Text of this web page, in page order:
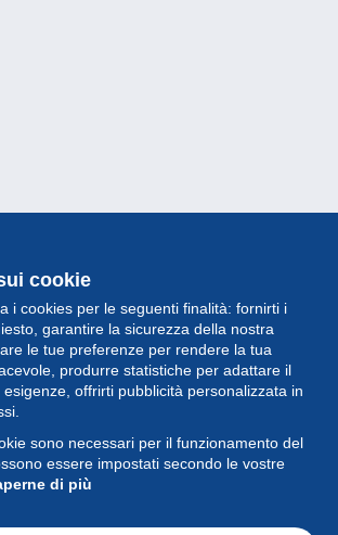
cookie
i cookies per le seguenti finalità: fornirti i
garantire la sicurezza della nostra
le tue preferenze per rendere la tua
produrre statistiche per adattare il
offrirti pubblicità personalizzata in
sono necessari per il funzionamento del
essere impostati secondo le vostre
di più